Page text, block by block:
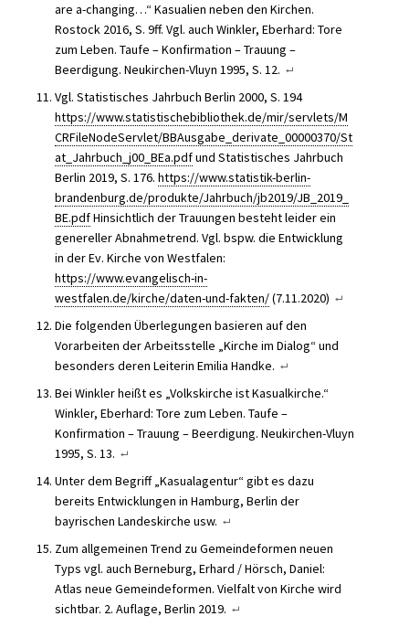
are a-changing…“ Kasualien neben den Kirchen.
Rostock 2016, S. 9ff. Vgl. auch Winkler, Eberhard: Tore
zum Leben. Taufe – Konfirmation – Trauung –
Beerdigung. Neukirchen-Vluyn 1995, S. 12.
Vgl. Statistisches Jahrbuch Berlin 2000, S. 194
https://www.statistischebibliothek.de/mir/servlets/M
CRFileNodeServlet/BBAusgabe_derivate_00000370/St
at_Jahrbuch_j00_BEa.pdfund Statistisches Jahrbuch
Berlin 2019, S. 176. https://www.statistik-berlin-
brandenburg.de/produkte/Jahrbuch/jb2019/JB_2019_
BE.pdfHinsichtlich der Trauungen besteht leider ein
genereller Abnahmetrend. Vgl. bspw. die Entwicklung
in der Ev. Kirche von Westfalen:
https://www.evangelisch-in-
westfalen.de/kirche/daten-und-fakten/(7.11.2020)
Die folgenden Überlegungen basieren auf den
Vorarbeiten der Arbeitsstelle „Kirche im Dialog“ und
besonders deren Leiterin Emilia Handke.
Bei Winkler heißt es „Volkskirche ist Kasualkirche.“
Winkler, Eberhard: Tore zum Leben. Taufe –
Konfirmation – Trauung – Beerdigung. Neukirchen-Vluyn
1995, S. 13.
Unter dem Begriff „Kasualagentur“ gibt es dazu
bereits Entwicklungen in Hamburg, Berlin der
bayrischen Landeskirche usw.
Zum allgemeinen Trend zu Gemeindeformen neuen
Typs vgl. auch Berneburg, Erhard / Hörsch, Daniel:
Atlas neue Gemeindeformen. Vielfalt von Kirche wird
sichtbar. 2. Auflage, Berlin 2019.